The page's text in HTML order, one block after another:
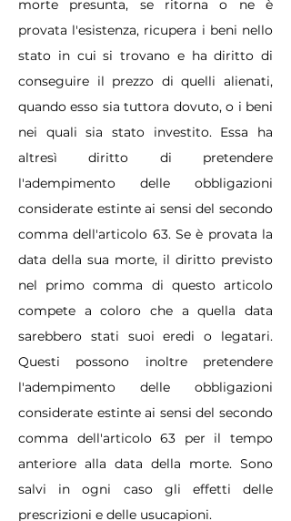
morte presunta, se ritorna o ne è
provata l'esistenza, ricupera i beni nello
stato in cui si trovano e ha diritto di
conseguire il prezzo di quelli alienati,
quando esso sia tuttora dovuto, o i beni
nei quali sia stato investito. Essa ha
altresì diritto di pretendere
l'adempimento delle obbligazioni
considerate estinte ai sensi del secondo
comma dell'articolo 63. Se è provata la
data della sua morte, il diritto previsto
nel primo comma di questo articolo
compete a coloro che a quella data
sarebbero stati suoi eredi o legatari.
Questi possono inoltre pretendere
l'adempimento delle obbligazioni
considerate estinte ai sensi del secondo
comma dell'articolo 63 per il tempo
anteriore alla data della morte. Sono
salvi in ogni caso gli effetti delle
prescrizioni e delle usucapioni.